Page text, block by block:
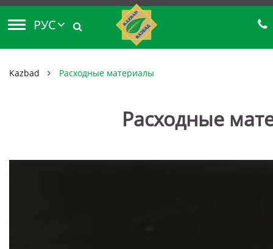
РУС
Kazbad Расходные материалы
Расходные